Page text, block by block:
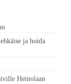
ja hoida
Heinolaan